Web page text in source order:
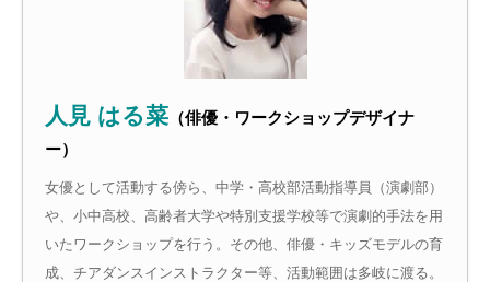
人見 はる菜（俳優・ワークショップデザイナ
ー）
女優として活動する傍ら、中学・高校部活動指導員（演劇部）
や、小中高校、高齢者大学や特別支援学校等で演劇的手法を用
いたワークショップを行う。その他、俳優・キッズモデルの育
成、チアダンスインストラクター等、活動範囲は多岐に渡る。